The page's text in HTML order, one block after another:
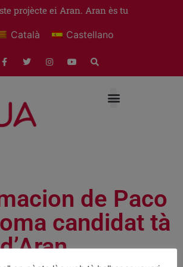
projècte ei Aran. Aran ès tu
Català Castellano
de Paco
candidat tà